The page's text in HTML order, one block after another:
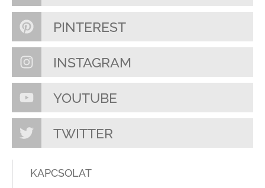
PINTEREST
INSTAGRAM
YOUTUBE
TWITTER
KAPCSOLAT